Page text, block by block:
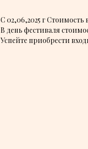
С 02,06,2025 г Стоимость
В день фестиваля
Успейте приобрести